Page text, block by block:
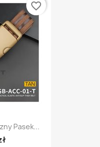
Pasek...
favorite_border